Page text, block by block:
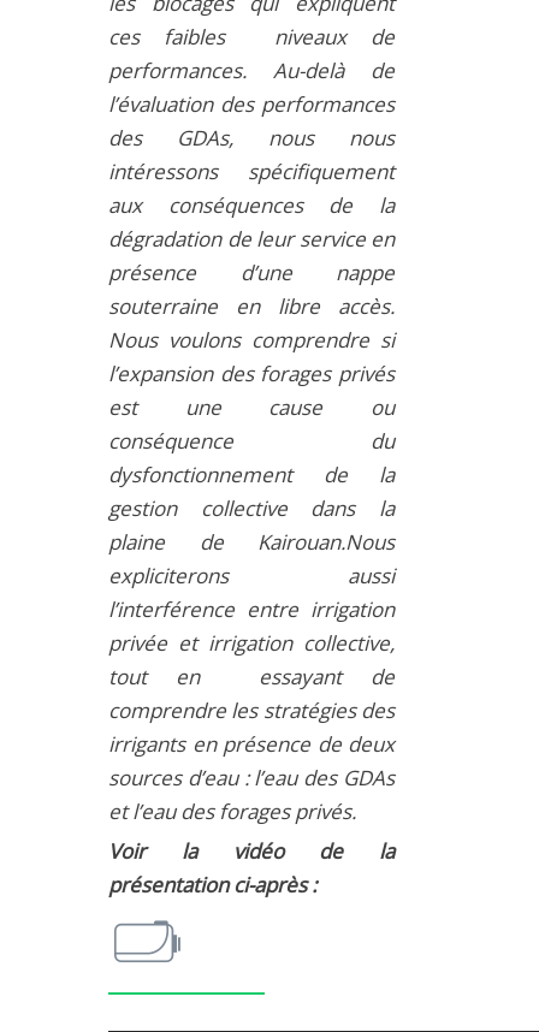
ces faibles niveaux de
performances. Au-delà de
l’évaluation des performances
des GDAs, nous nous
intéressons spécifiquement
aux conséquences de la
dégradation de leur service en
présence d’une nappe
souterraine en libre accès.
Nous voulons comprendre si
l’expansion des forages privés
est une cause ou
conséquence du
dysfonctionnement de la
gestion collective dans la
plaine de Kairouan.Nous
expliciterons aussi
l’interférence entre irrigation
privée et irrigation collective,
tout en essayant de
comprendre les stratégies des
irrigants en présence de deux
sources d’eau : l’eau des GDAs
et l’eau des forages privés.
Voir la vidéo de la
présentation ci-après :